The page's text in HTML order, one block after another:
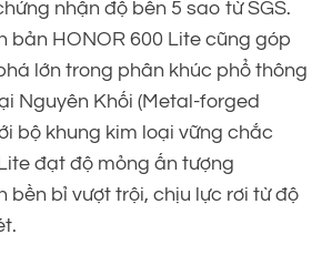
nhận độ bền 5 sao từ SGS.
bản HONOR 600 Lite cũng góp
lớn trong phân khúc phổ thông
Nguyên Khối (Metal-forged
bộ khung kim loại vững chắc
đạt độ mỏng ấn tượng
bền bỉ vượt trội, chịu lực rơi từ độ